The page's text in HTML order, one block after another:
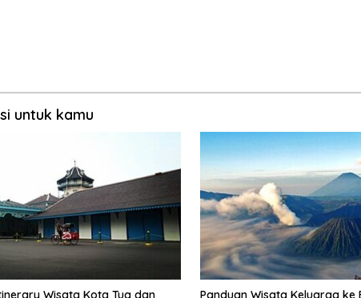
untuk kamu
Wisata Kota Tua dan Panduan Wisata Keluarga ke